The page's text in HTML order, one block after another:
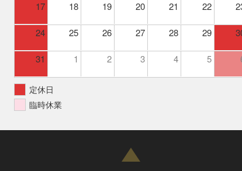
17 18 19 20 21 22
24 25 26 27 28 29
31 1 2 3 4 5
定休日
臨時休業